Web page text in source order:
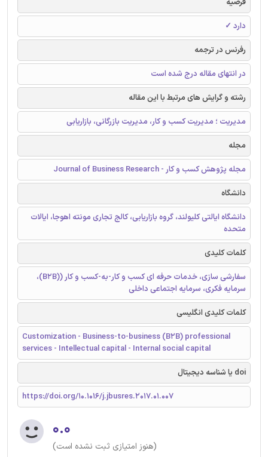
دارد ✓
رفرنس در ترجمه
در انتهای مقاله درج شده است
رشته و گرایش های مرتبط با این مقاله
مدیریت ؛ مدیریت کسب و کار، مدیریت بازرگانی، بازاریابی
مجله
مجله پژوهش کسب و کار - Journal of Business Research
دانشگاه
دانشگاه ایالتی کلیولند، گروه بازاریابی، کالج تجاری مونته اهوجا، ایالات
متحده
کلمات کلیدی
سفارشی سازی، خدمات حرفه ای کسب و کار-به-کسب و کار ((B2B)،
سرمایه فکری، سرمایه اجتماعی داخلی
کلمات کلیدی انگلیسی
Customization - Business-to-business (B2B) professional
services - Intellectual capital - Internal social capital
doi یا شناسه دیجیتال
https://doi.org/10.1016/j.jbusres.2017.01.007
۰.۰
(هنوز امتیازی ثبت نشده است)